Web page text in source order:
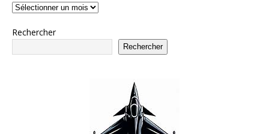
Rechercher
Rechercher